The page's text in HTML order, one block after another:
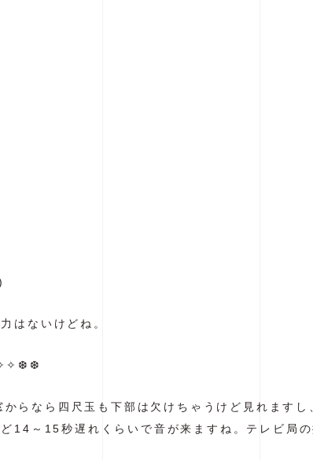
はないけどね。
なら四尺玉も下部は欠けちゃうけど見れますし
14～15秒遅れくらいで音が来ますね。テレビ局